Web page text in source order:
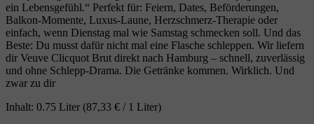
ein Lebensgefühl.“ Perfekt für: Feiern, Dates, Beförderungen,
Balkon‑Momente, Luxus‑Laune, Herzschmerz‑Therapie oder
einfach, wenn Dienstag mal wie Samstag schmecken soll. Und das
Beste: Du musst dafür nicht mal eine Flasche schleppen. Wir liefern
dir Veuve Clicquot Brut direkt nach Hamburg – schnell, zuverlässig
und ohne Schlepp‑Drama. Die Getränke kommen. Wirklich. Und
zwar zu dir
Inhalt: 0.75 Liter (87,33 € / 1 Liter)